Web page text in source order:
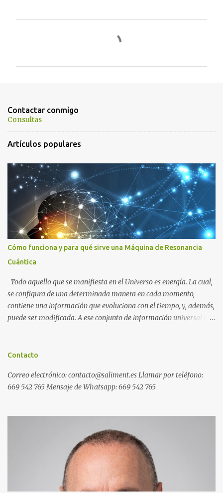
a
r
i
o
s
Contactar conmigo
Consultas
Artículos populares
Cómo funciona y para qué sirve una Máquina de Resonancia
Cuántica
Todo aquello que se manifiesta en el Universo es energía. La cual,
se configura de una determinada manera en cada momento,
contiene una información que evoluciona con el tiempo, y, además,
puede ser modificada. A ese conjunto de información universal lo
pensamos en alguien que hace tiempo que no vemos y, de repente,
deseamos algo con intensidad y, contra toda probabilidad, termina
materializándose. O cuando experimentamos a diario una
puede recoger información del campo cuántico y modificarla a
distancia de forma inmediata. Ejemplos de programas generales
de resonancia cuántica: Ejemplos de programas específicos de
resonancia cuántic...
Contacto
Correo electrónico: contacto@saliment.es Llamar por teléfono:
669 542 765 Mensaje de Whatsapp: 669 542 765